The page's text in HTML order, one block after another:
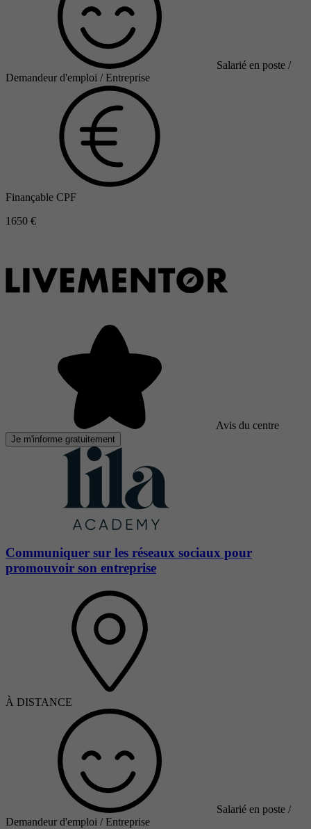
Salarié en poste /
Demandeur d'emploi / Entreprise
Finançable CPF
1650 €
Avis du centre
Je m'informe gratuitement
Communiquer sur les réseaux sociaux pour
promouvoir son entreprise
À DISTANCE
Salarié en poste /
Demandeur d'emploi / Entreprise